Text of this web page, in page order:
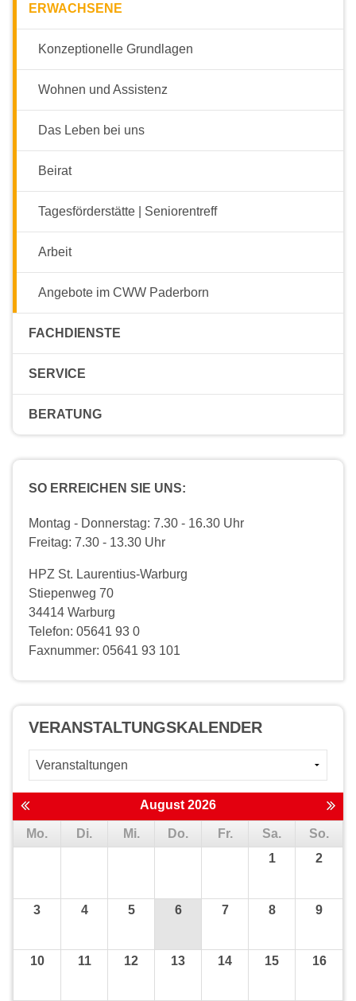
ERWACHSENE
Konzeptionelle Grundlagen
Wohnen und Assistenz
Das Leben bei uns
Beirat
Tagesförderstätte | Seniorentreff
Arbeit
Angebote im CWW Paderborn
FACHDIENSTE
SERVICE
BERATUNG
SO ERREICHEN SIE UNS:
Montag - Donnerstag: 7.30 - 16.30 Uhr
Freitag: 7.30 - 13.30 Uhr
HPZ St. Laurentius-Warburg
Stiepenweg 70
34414 Warburg
Telefon: 05641 93 0
Faxnummer: 05641 93 101
VERANSTALTUNGS­KALENDER
August 2026
Mo. Di. Mi. Do. Fr. Sa.
So.
1
2
3 4 5 6 7 8 9
10 11 12 13 14 15 16